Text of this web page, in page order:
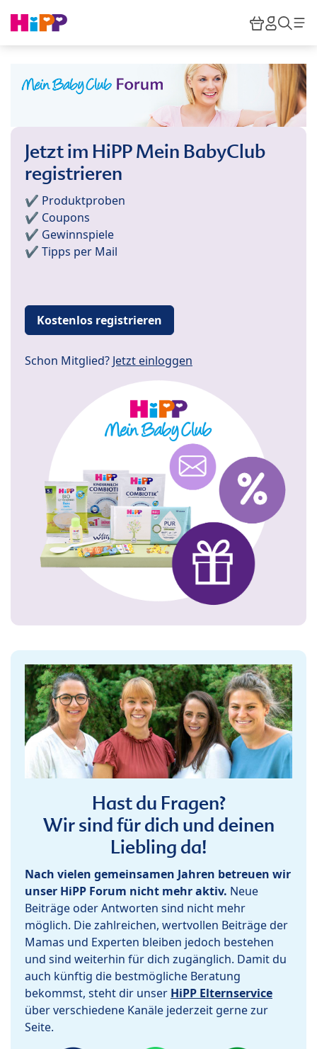
HiPP
Jetzt im HiPP Mein BabyClub
registrieren
✔️ Produktproben
✔️ Coupons
✔️ Gewinnspiele
✔️ Tipps per Mail
Kostenlos registrieren
Schon Mitglied? Jetzt einloggen
Hast du Fragen?
Wir sind für dich und deinen
Liebling da!
Nach vielen gemeinsamen Jahren betreuen wir
unser HiPP Forum nicht mehr aktiv. Neue
Beiträge oder Antworten sind nicht mehr
möglich. Die zahlreichen, wertvollen Beiträge der
Mamas und Experten bleiben jedoch bestehen
und sind weiterhin für dich zugänglich. Damit du
auch künftig die bestmögliche Beratung
bekommst, steht dir unser HiPP Elternservice
über verschiedene Kanäle jederzeit gerne zur
Seite.